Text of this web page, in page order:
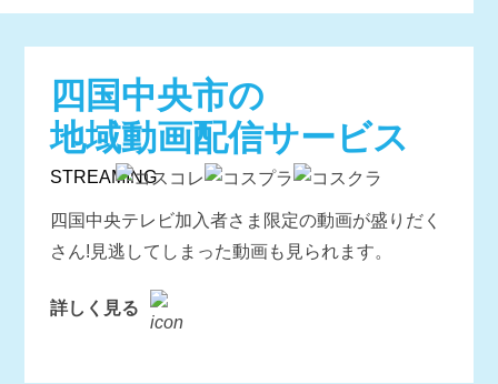
四国中央市の
地域動画配信サービス
STREAMING
四国中央テレビ加入者さま限定の動画が盛りだく
さん! 見逃してしまった動画も見られます。
詳しく見る